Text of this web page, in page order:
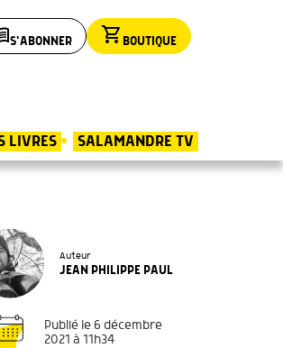
S'ABONNER shopping_cart BOUTIQUE
LIVRES SALAMANDRE TV
Auteur
JEAN PHILIPPE PAUL
Publié le 6 décembre
2021 à 11h34